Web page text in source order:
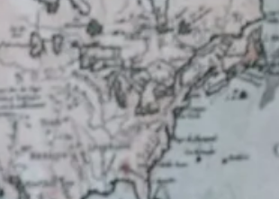
kennis...
op maat
probleem!
is hetzelfde, precies zoals ik het